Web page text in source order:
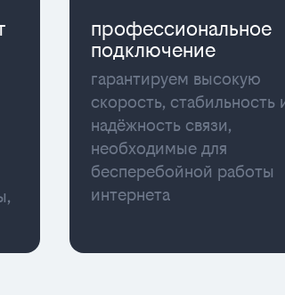
профессиональное
подключение
гарантируем высокую
скорость, стабильность
надёжность связи,
необходимые для
бесперебойной работы
интернета